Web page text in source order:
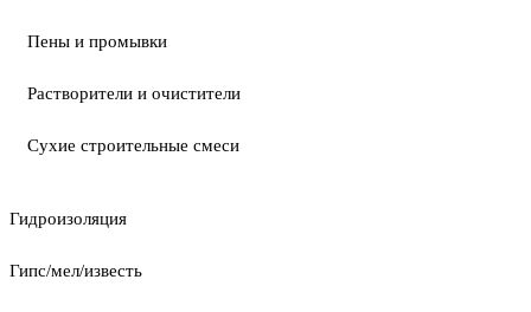
Пены и промывки
Растворители и очистители
Сухие строительные смеси
Гидроизоляция
Гипс/мел/известь